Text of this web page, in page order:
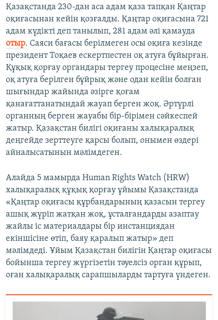
Қазақстанда 230-дан аса адам қаза тапқан Қаңтар
оқиғасынан кейін қозғалды. Қаңтар оқиғасына 721
адам күдікті деп танылып, 281 адам әлі қамауда
отыр. Саяси бағасы берілмеген осы оқиға кезінде
президент Тоқаев ескертпестен оқ атуға бұйырған.
Құқық қорғау органдары тергеу процесіне меңзеп,
оқ атуға берілген бұйрық және одан кейін болған
шығындар жайында әзірге қоғам
қанағаттанатындай жауап берген жоқ. Әртүрлі
органның берген жауабы бір-бірімен сәйкеспей
жатыр. Қазақстан билігі оқиғаны халықаралық
деңгейде зерттеуге қарсы болып, онымен өздері
айналысатынын мәлімдеген.
Алайда 5 мамырда Human Rights Watch (HRW)
халықаралық құқық қорғау ұйымы Қазақстанда
«Қаңтар оқиғасы құрбандарының қазасын тергеу
ашық жүріп жатқан жоқ, ұсталғандарды азаптау
жайлы іс материалдары бір инстанциядан
екіншісіне өтіп, баяу қаралып жатыр» деп
мәлімдеді. Ұйым Қазақстан билігін Қаңтар оқиғасы
бойынша тергеу жүргізетін тәуелсіз орган құрып,
оған халықаралық сарапшыларды тартуға үндеген.